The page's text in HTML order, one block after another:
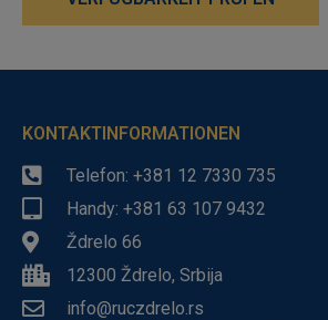
KONTAKTINFORMATIONEN
Telefon: +381 12 7330 735
Handy: +381 63 107 9432
Ždrelo 66
12300 Ždrelo, Srbija
info@ruczdrelo.rs